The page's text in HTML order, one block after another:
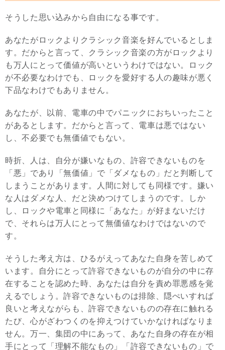
そうした思い込みから自由になる事です。
あなたがロックよりクラシック音楽を好んでいるとしま
す。だからと言って、クラシック音楽の方がロックより
も万人にとって価値が高いというわけではない。ロック
が不必要なわけでも、ロックを愛好する人の趣味が悪く
下品なわけでもありません。
あなたが、以前、電車の中でパニックにおちいったこと
があるとします。だからと言って、電車は悪ではない
し、不必要でも無価値でもない。
時折、人は、自分が嫌いなもの、許容できないものを
「悪」であり「無価値」で「ダメなもの」だと判断して
しまうことがあります。人間に対しても同様です。嫌い
な人はダメな人、だと決めつけてしまうのです。しか
し、ロックや電車と同様に「あなた」が好まないだけ
で、それらは万人にとって無価値なわけではないので
す。
そうした考え方は、ひるがえってあなた自身を苦しめて
います。自分にとって許容できないものが自分の中に存
在することを認めた時、あなたは自分を責め罪悪感を覚
えるでしょう。許容できないものは排除、隠ぺいすれば
良いと考えながらも、許容できないものの存在に触れる
たび、心がざわつくのを抑えつけていかなければなりま
せん。万一、集団の中にあって、あなた自身の存在が相
手にとって「理解不能なもの」「許容できないもの」で